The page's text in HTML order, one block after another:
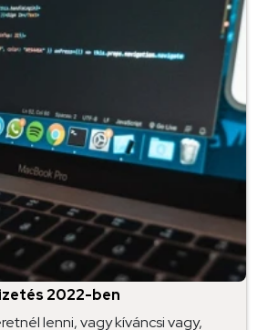
2022-ben
lenni, vagy kíváncsi vagy,